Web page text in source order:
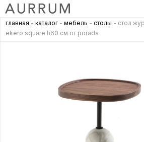
главная - каталог - мебель - столы - стол
ekero square h60 см от porada